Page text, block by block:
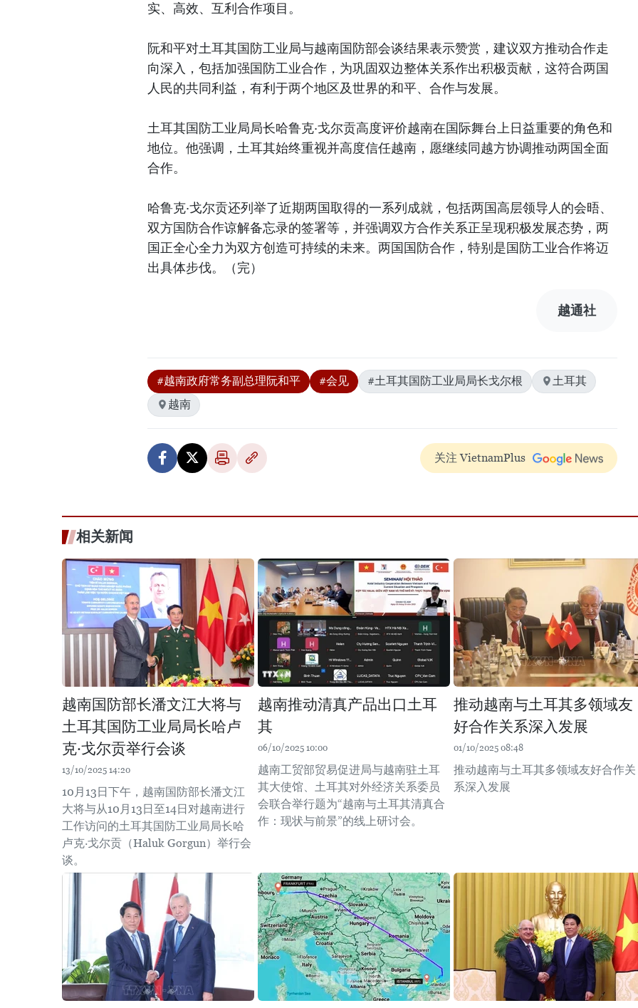
实、高效、互利合作项目。
阮和平对土耳其国防工业局与越南国防部会谈结果表示赞赏，建议双方推动合作走
向深入，包括加强国防工业合作，为巩固双边整体关系作出积极贡献，这符合两国
人民的共同利益，有利于两个地区及世界的和平、合作与发展。
土耳其国防工业局局长哈鲁克·戈尔贡高度评价越南在国际舞台上日益重要的角色和
地位。他强调，土耳其始终重视并高度信任越南，愿继续同越方协调推动两国全面
合作。
哈鲁克·戈尔贡还列举了近期两国取得的一系列成就，包括两国高层领导人的会晤、
双方国防合作谅解备忘录的签署等，并强调双方合作关系正呈现积极发展态势，两
国正全心全力为双方创造可持续的未来。两国国防合作，特别是国防工业合作将迈
出具体步伐。（完）
越通社
#越南政府常务副总理阮和平 #会见 #土耳其国防工业局局长戈尔根
土耳其
越南
关注 VietnamPlus
相关新闻
越南国防部长潘文江大将与
土耳其国防工业局局长哈卢
克·戈尔贡举行会谈
13/10/2025 14:20
10月13日下午，越南国防部长潘文江
大将与从10月13日至14日对越南进行
工作访问的土耳其国防工业局局长哈
卢克·戈尔贡（Haluk Gorgun）举行会
谈。
越南推动清真产品出口土耳
其
06/10/2025 10:00
越南工贸部贸易促进局与越南驻土耳
其大使馆、土耳其对外经济关系委员
会联合举行题为“越南与土耳其清真合
作：现状与前景”的线上研讨会。
推动越南与土耳其多领域友
好合作关系深入发展
01/10/2025 08:48
推动越南与土耳其多领域友好合作关
系深入发展